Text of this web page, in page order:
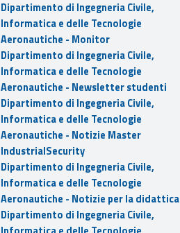
Dipartimento di Ingegneria Civile,
Informatica e delle Tecnologie
Aeronautiche - Monitor
Dipartimento di Ingegneria Civile,
Informatica e delle Tecnologie
Aeronautiche - Newsletter studenti
Dipartimento di Ingegneria Civile,
Informatica e delle Tecnologie
Aeronautiche - Notizie Master
IndustrialSecurity
Dipartimento di Ingegneria Civile,
Informatica e delle Tecnologie
Aeronautiche - Notizie per la didattica
Dipartimento di Ingegneria Civile,